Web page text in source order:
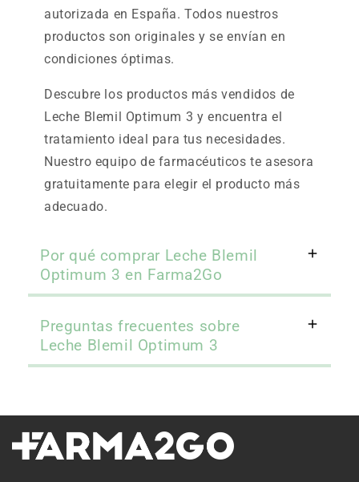
autorizada en España. Todos nuestros
productos son originales y se envían en
condiciones óptimas.
Descubre los productos más vendidos de
Leche Blemil Optimum 3 y encuentra el
tratamiento ideal para tus necesidades.
Nuestro equipo de farmacéuticos te asesora
gratuitamente para elegir el producto más
adecuado.
Por qué comprar Leche Blemil
Optimum 3 en Farma2Go
Preguntas frecuentes sobre
Leche Blemil Optimum 3